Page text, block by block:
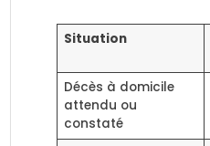
Situation
Décès à domicile
attendu ou
constaté